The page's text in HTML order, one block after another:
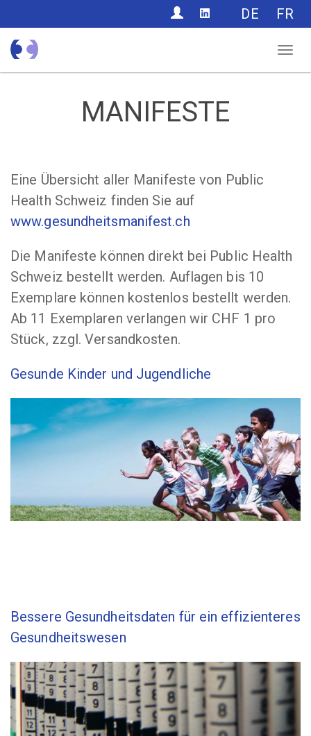
CONTACTDE FR
MANIFESTE
Eine Übersicht aller Manifeste von Public
Health Schweiz finden Sie auf
www.gesundheitsmanifest.ch
Die Manifeste können direkt bei Public Health
Schweiz bestellt werden. Auflagen bis 10
Exemplare können kostenlos bestellt werden.
Ab 11 Exemplaren verlangen wir CHF 1 pro
Stück, zzgl. Versandkosten.
Gesunde Kinder und Jugendliche
Bessere Gesundheitsdaten für ein effizienteres
Gesundheitswesen